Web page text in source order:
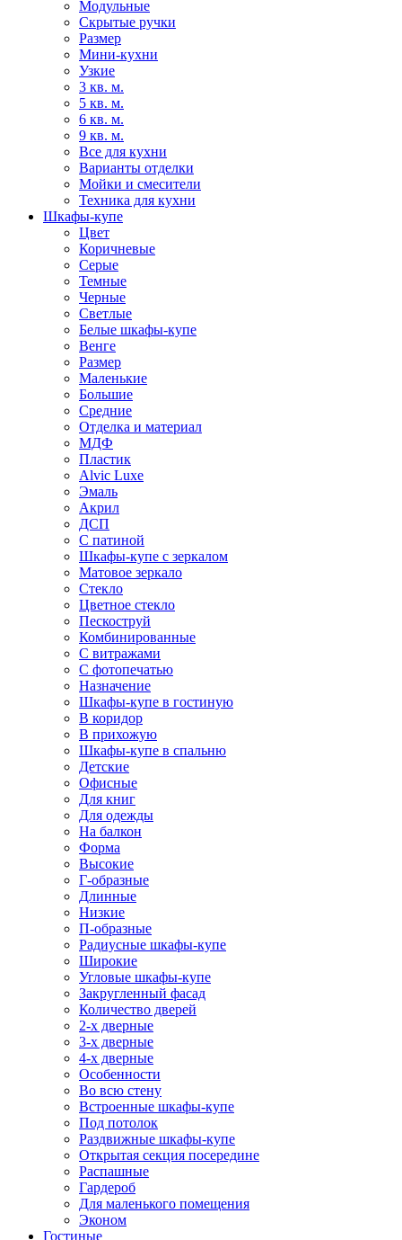
Модульные
Скрытые ручки
Размер
Мини-кухни
Узкие
3 кв. м.
5 кв. м.
6 кв. м.
9 кв. м.
Все для кухни
Варианты отделки
Мойки и смесители
Техника для кухни
Шкафы-купе
Цвет
Коричневые
Серые
Темные
Черные
Светлые
Белые шкафы-купе
Венге
Размер
Маленькие
Большие
Средние
Отделка и материал
МДФ
Пластик
Alvic Luxe
Эмаль
Акрил
ДСП
С патиной
Шкафы-купе с зеркалом
Матовое зеркало
Стекло
Цветное стекло
Пескоструй
Комбинированные
С витражами
С фотопечатью
Назначение
Шкафы-купе в гостиную
В коридор
В прихожую
Шкафы-купе в спальню
Детские
Офисные
Для книг
Для одежды
На балкон
Форма
Высокие
Г-образные
Длинные
Низкие
П-образные
Радиусные шкафы-купе
Широкие
Угловые шкафы-купе
Закругленный фасад
Количество дверей
2-х дверные
3-х дверные
4-х дверные
Особенности
Во всю стену
Встроенные шкафы-купе
Под потолок
Раздвижные шкафы-купе
Открытая секция посередине
Распашные
Гардероб
Для маленького помещения
Эконом
Гостиные